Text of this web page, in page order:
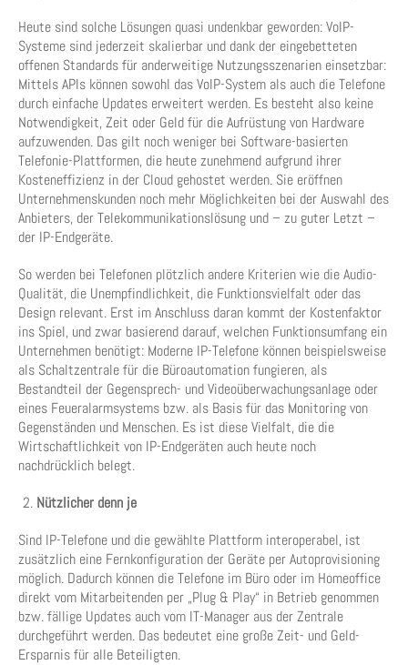
Heute sind solche Lösungen quasi undenkbar geworden: VoIP-
Systeme sind jederzeit skalierbar und dank der eingebetteten
offenen Standards für anderweitige Nutzungsszenarien einsetzbar:
Mittels APIs können sowohl das VoIP-System als auch die Telefone
durch einfache Updates erweitert werden. Es besteht also keine
Notwendigkeit, Zeit oder Geld für die Aufrüstung von Hardware
aufzuwenden. Das gilt noch weniger bei Software-basierten
Telefonie-Plattformen, die heute zunehmend aufgrund ihrer
Kosteneffizienz in der Cloud gehostet werden. Sie eröffnen
Unternehmenskunden noch mehr Möglichkeiten bei der Auswahl des
Anbieters, der Telekommunikationslösung und – zu guter Letzt –
der IP-Endgeräte.
So werden bei Telefonen plötzlich andere Kriterien wie die Audio-
Qualität, die Unempfindlichkeit, die Funktionsvielfalt oder das
Design relevant. Erst im Anschluss daran kommt der Kostenfaktor
ins Spiel, und zwar basierend darauf, welchen Funktionsumfang ein
Unternehmen benötigt: Moderne IP-Telefone können beispielsweise
als Schaltzentrale für die Büroautomation fungieren, als
Bestandteil der Gegensprech- und Videoüberwachungsanlage oder
eines Feueralarmsystems bzw. als Basis für das Monitoring von
Gegenständen und Menschen. Es ist diese Vielfalt, die die
Wirtschaftlichkeit von IP-Endgeräten auch heute noch
nachdrücklich belegt.
Nützlicher denn je
Sind IP-Telefone und die gewählte Plattform interoperabel, ist
zusätzlich eine Fernkonfiguration der Geräte per Autoprovisioning
möglich. Dadurch können die Telefone im Büro oder im Homeoffice
direkt vom Mitarbeitenden per „Plug & Play“ in Betrieb genommen
bzw. fällige Updates auch vom IT-Manager aus der Zentrale
durchgeführt werden. Das bedeutet eine große Zeit- und Geld-
Ersparnis für alle Beteiligten.